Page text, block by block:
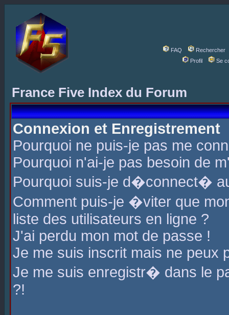
FAQ
Rechercher
Profil
Se
France Five Index du Forum
Connexion et Enregistrement
Pourquoi ne puis-je pas me
Pourquoi n'ai-je pas besoin de
Pourquoi suis-je d�connect�
Comment puis-je �viter que
liste des utilisateurs en ligne ?
J'ai perdu mon mot de passe !
Je me suis inscrit mais ne peux
Je me suis enregistr� dans le
?!